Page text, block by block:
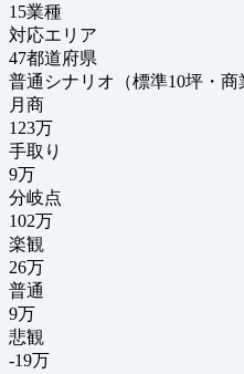
15業種
対応エリア
47都道府県
普通シナリオ（標準10坪・商
月商
123万
手取り
9万
分岐点
102万
楽観
26万
普通
9万
悲観
-19万